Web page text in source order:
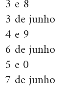
3 e
3 de junho
4 e
6 de junho
5 e
7 de junho